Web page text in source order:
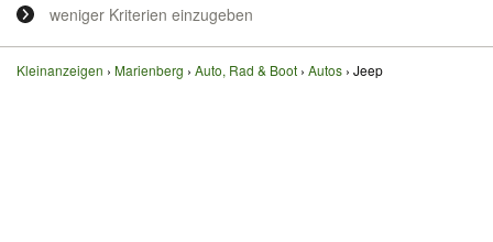
weniger Kriterien einzugeben
Kleinanzeigen Marienberg Auto, Rad & Boot Autos Jeep